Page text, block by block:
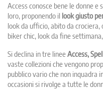
Access conosce bene le donne
loro, proponendo il look giusto
look da ufficio, abito da
biker chic, look da fine
Si declina in tre linee Access,
vaste collezioni che vengono
pubblico vario che non inquadra
occasioni si rivolge a tutte le